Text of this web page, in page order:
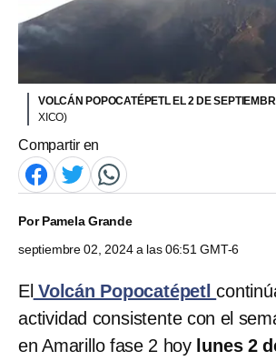
VOLCÁN POPOCATÉPETL EL 2 DE
XICO)
Compartir en
PorPamela Grande
septiembre 02, 2024 a las 06:51 GMT-6
El Volcán Popocatépetl
actividad consistente con el
en Amarillo fase 2 hoy lunes 2